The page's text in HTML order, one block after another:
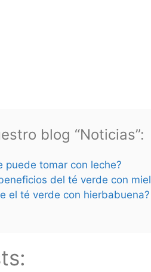
blog “Noticias”:
puede tomar con leche?
del té verde con miel
el té verde con hierbabuena?